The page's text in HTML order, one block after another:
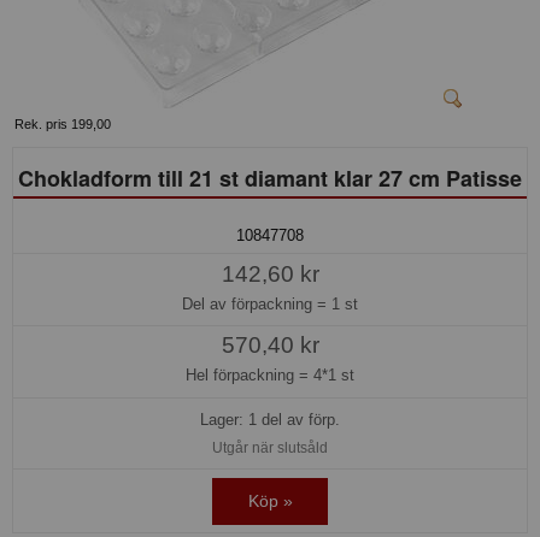
Rek. pris 199,00
Chokladform till 21 st diamant klar 27 cm Patisse
10847708
142,60 kr
Del av förpackning = 1 st
570,40 kr
Hel förpackning = 4*1 st
Lager: 1 del av förp.
Utgår när slutsåld
Köp »